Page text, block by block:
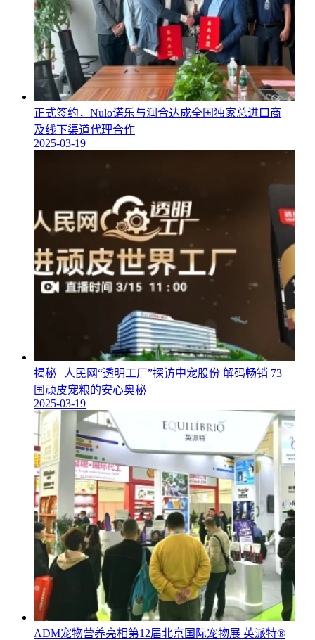
正式签约，Nulo诺乐与润合达成全国独家总进口商
及线下渠道代理合作
2025-03-19
揭秘 | 人民网“透明工厂”探访中宠股份 解码畅销 73
国顽皮宠粮的安心奥秘
2025-03-19
ADM宠物营养亮相第12届北京国际宠物展 英派特®